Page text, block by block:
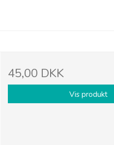
45,00 DKK
Vis produkt